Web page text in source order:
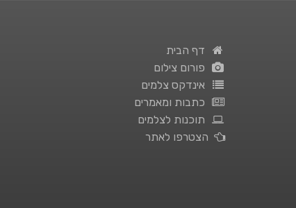
דף הבית
פורום צילום
אינדקס צלמים
כתבות ומאמרים
תוכנות לצלמים
הצטרפו לאתר